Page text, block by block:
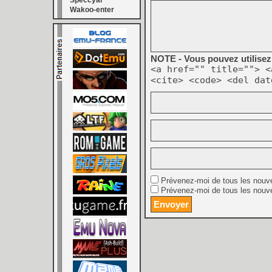
Wakoo-enter
NOTE - Vous pouvez
<a href="" title="">
<cite> <code> <del
Prévenez-moi de tous les
Prévenez-moi de tous les